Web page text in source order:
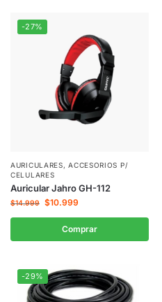
-27%
AURICULARES,ACCESORIOS P/
CELULARES
Auricular Jahro GH-112
$14.999 $10.999
Comprar
-29%